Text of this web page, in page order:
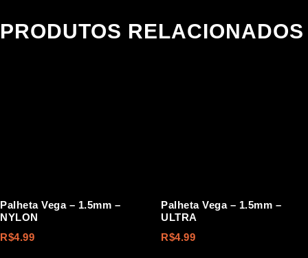
PRODUTOS RELACIONADOS
Palheta Vega – 1.5mm –
NYLON
R$4.99
Palheta Vega – 1.5mm –
ULTRA
R$4.99